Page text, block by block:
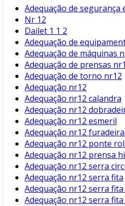
Adequação de segurança
Nr 12
Dailet 1 1 2
Adequação de
Adequação de máquinas
Adequação de prensas
Adequação de torno nr12
Adequação nr12
Adequação nr12 calandra
Adequação nr12
Adequação nr12 esmeril
Adequação nr12
Adequação nr12 ponte
Adequação nr12 prensa
Adequação nr12 serra
Adequação nr12 serra fita
Adequação nr12 serra
Adequação nr12 serra